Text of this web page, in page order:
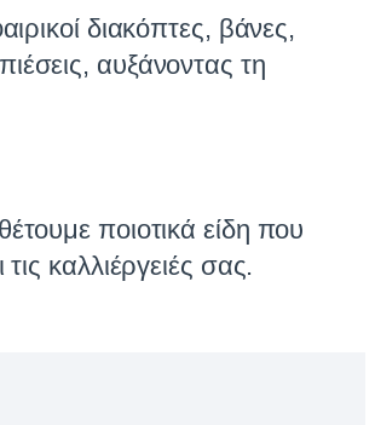
διακόπτες, βάνες,
αυξάνοντας τη
ποιοτικά είδη που
καλλιέργειές σας.